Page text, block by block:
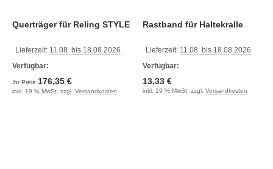
Querträger für Reling STYLE
Lieferzeit: 11.08. bis 18.08.2026
Verfügbar:
Ihr Preis 176,35 €
inkl. 19 % MwSt. zzgl. Versandkosten
Rastband für Haltekralle
Lieferzeit: 11.08. bis 18.08.2026
Verfügbar:
13,33 €
inkl. 19 % MwSt. zzgl. Versandkosten